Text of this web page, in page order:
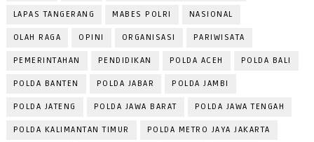
LAPAS TANGERANG MABES POLRI NASIONAL
OLAH RAGA OPINI ORGANISASI PARIWISATA
PEMERINTAHAN PENDIDIKAN POLDA ACEH POLDA BALI
POLDA BANTEN POLDA JABAR POLDA JAMBI
POLDA JATENG POLDA JAWA BARAT POLDA JAWA TENGAH
POLDA KALIMANTAN TIMUR POLDA METRO JAYA JAKARTA